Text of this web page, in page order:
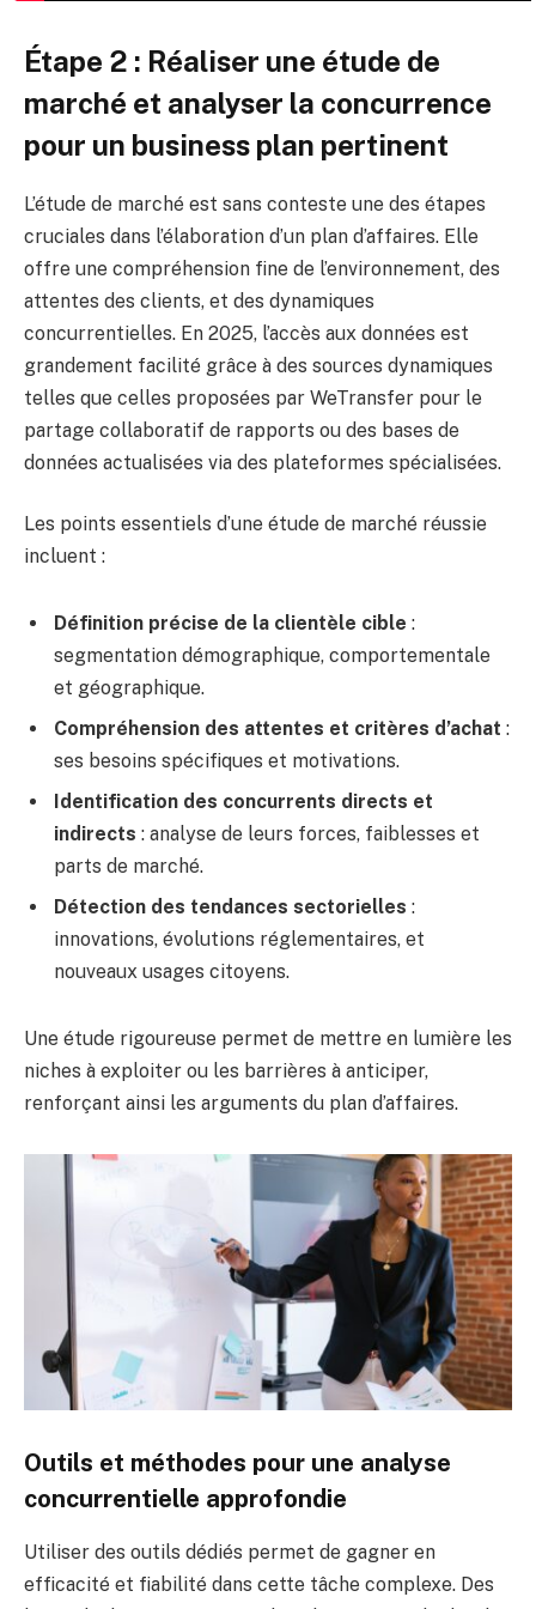
Étape 2 : Réaliser une étude de
marché et analyser la concurrence
pour un business plan pertinent
L’étude de marché est sans conteste une des étapes
cruciales dans l’élaboration d’un plan d’affaires. Elle
offre une compréhension fine de l’environnement, des
attentes des clients, et des dynamiques
concurrentielles. En 2025, l’accès aux données est
grandement facilité grâce à des sources dynamiques
telles que celles proposées par WeTransfer pour le
partage collaboratif de rapports ou des bases de
données actualisées via des plateformes spécialisées.
Les points essentiels d’une étude de marché réussie
incluent :
Définition précise de la clientèle cible :
segmentation démographique, comportementale
et géographique.
Compréhension des attentes et critères d’achat :
ses besoins spécifiques et motivations.
Identification des concurrents directs et
indirects : analyse de leurs forces, faiblesses et
parts de marché.
Détection des tendances sectorielles :
innovations, évolutions réglementaires, et
nouveaux usages citoyens.
Une étude rigoureuse permet de mettre en lumière les
niches à exploiter ou les barrières à anticiper,
renforçant ainsi les arguments du plan d’affaires.
Outils et méthodes pour une analyse
concurrentielle approfondie
Utiliser des outils dédiés permet de gagner en
efficacité et fiabilité dans cette tâche complexe. Des